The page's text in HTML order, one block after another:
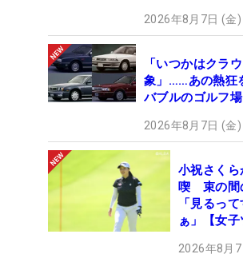
2026年8月7日 (金
「いつかはクラ
象」……あの熱狂
バブルのゴルフ
2026年8月7日 (金
小祝さく
喫 束の間
「見るっ
ぁ」【女
2026年8月